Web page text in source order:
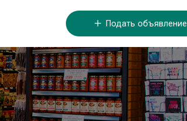
Подать объявление